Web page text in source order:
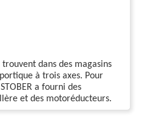
dans des magasins
à trois axes. Pour
a fourni des
et des motoréducteurs.